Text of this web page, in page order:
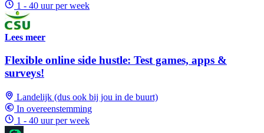
1 - 40 uur per week
Lees meer
Flexible online side hustle: Test games, apps &
surveys!
Landelijk (dus ook bij jou in de buurt)
In overeenstemming
1 - 40 uur per week